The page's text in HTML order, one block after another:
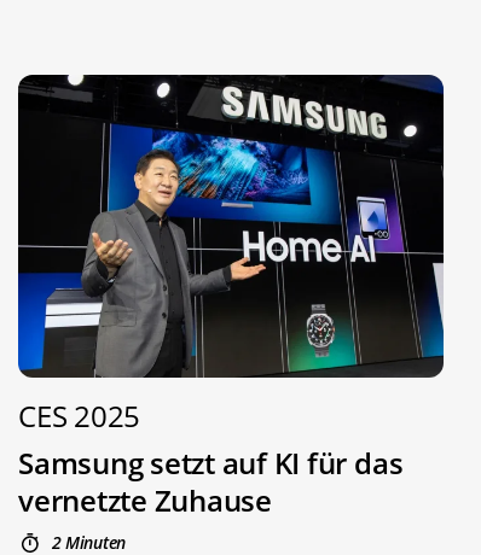
CES 2025
Samsung setzt auf KI für das
vernetzte Zuhause
2 Minuten